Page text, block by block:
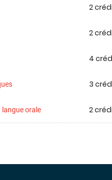
2
2
4
3
orale 2